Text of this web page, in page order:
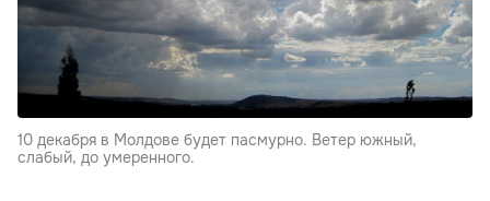
10 декабря в Молдове будет пасмурно. Ветер южный,
слабый, до умеренного.